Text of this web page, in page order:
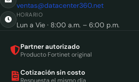
ventas@datacenter360.net
HORARIO
Lun a Vie · 8:00 a.m. – 6:00 p.m.
Partner autorizado
Producto Fortinet original
Cotización sin costo
Respuesta el mismo día